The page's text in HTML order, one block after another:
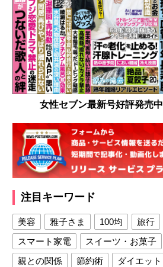
女性セブン最新号好評発売中
注目キーワード
美容 雅子さま 100均
旅行
スマート家電
スイーツ・お菓子
親との関係
節約術
ダイエット